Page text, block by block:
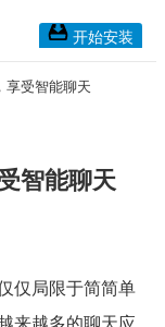
开始安装
享受智能聊天
智能聊天
仅局限于简简单